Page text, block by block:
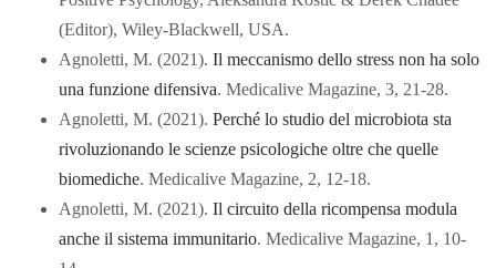
(Editor), Wiley-Blackwell, USA.
Agnoletti, M. (2021).Il meccanismo dello stress non ha solo
una funzione difensiva. Medicalive Magazine, 3, 21-28.
Agnoletti, M. (2021).Perché lo studio del microbiota sta
rivoluzionando le scienze psicologiche oltre che quelle
biomediche. Medicalive Magazine, 2, 12-18.
Agnoletti, M. (2021).Il circuito della ricompensa modula
anche il sistema immunitario. Medicalive Magazine, 1, 10-